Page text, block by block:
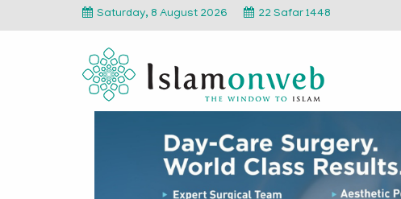
Saturday, 8 August 2026 22 Safar 1448